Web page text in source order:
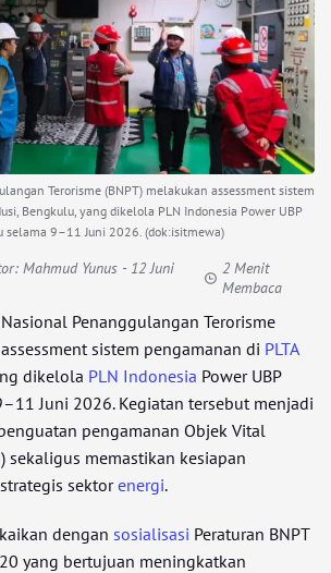
Terorisme (BNPT) melakukan assessment sistem
Bengkulu, yang dikelola PLN Indonesia Power UBP
selama 9–11 Juni 2026. (dok:isitmewa)
Mahmud Yunus - 12 Juni
2 Menit
Membaca
Penanggulangan Terorisme
sistem pengamanan di PLTA
dikelola PLN Indonesia Power UBP
Juni 2026. Kegiatan tersebut menjadi
pengamanan Objek Vital
sekaligus memastikan kesiapan
sektorenergi.
dengan sosialisasi Peraturan BNPT
yang bertujuan meningkatkan